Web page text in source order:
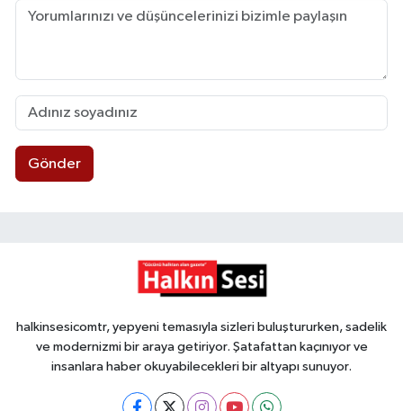
Gönder
halkinsesicomtr, yepyeni temasıyla sizleri buluştururken, sadelik
ve modernizmi bir araya getiriyor. Şatafattan kaçınıyor ve
insanlara haber okuyabilecekleri bir altyapı sunuyor.